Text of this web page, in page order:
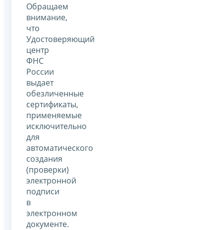
Обращаем
внимание,
что
Удостоверяющий
центр
ФНС
России
выдает
обезличенные
сертификаты,
применяемые
исключительно
для
автоматического
создания
(проверки)
электронной
подписи
в
электронном
документе.